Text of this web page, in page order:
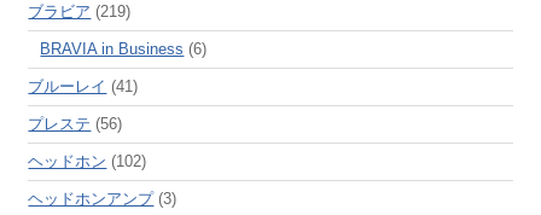
ブラビア (219)
BRAVIA in Business (6)
ブルーレイ (41)
プレステ (56)
ヘッドホン (102)
ヘッドホンアンプ(3)